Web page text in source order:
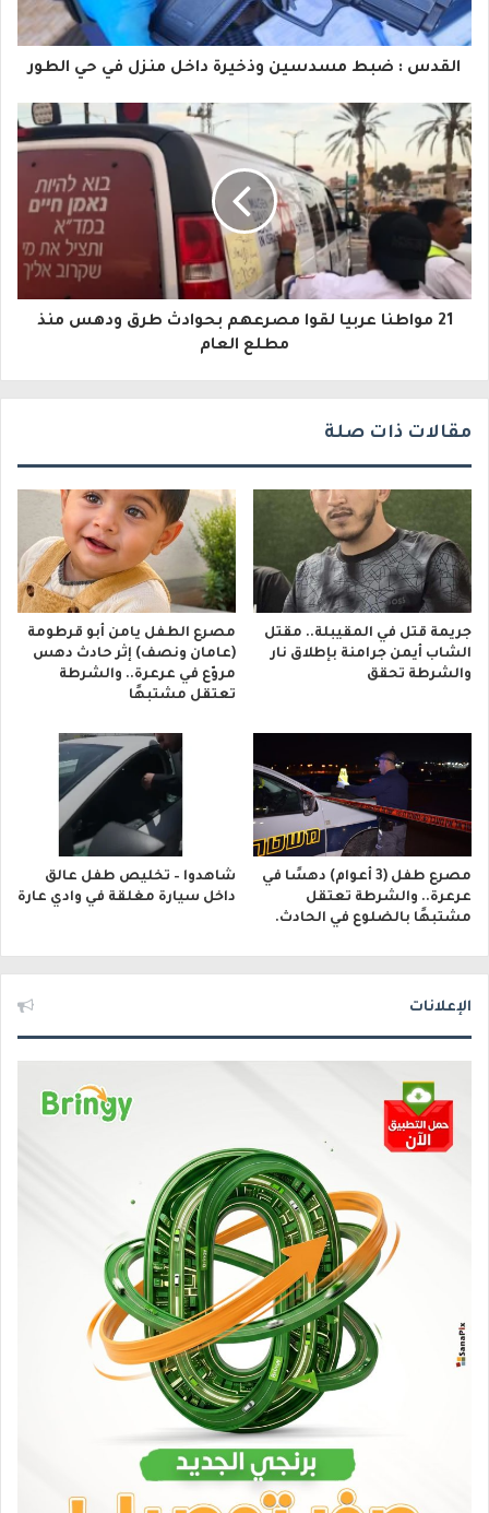
ك
ا
إ
ل
ك
ت
ر
القدس : ضبط مسدسين وذخيرة داخل منزل في حي الطور
21 مواطنا عربيا لقوا مصرعهم بحوادث طرق ودهس منذ
مطلع العام
مقالات ذات صلة
جريمة قتل في المقيبلة.. مقتل
الشاب أيمن جرامنة بإطلاق نار
والشرطة تحقق
مصرع الطفل يامن أبو قرطومة
(عامان ونصف) إثر حادث دهس
مروّع في عرعرة.. والشرطة
تعتقل مشتبهًا
مصرع طفل (3 أعوام) دهسًا في
عرعرة.. والشرطة تعتقل
مشتبهًا بالضلوع في الحادث.
شاهدوا – تخليص طفل عالق
داخل سيارة مغلقة في وادي عارة
الإعلانات